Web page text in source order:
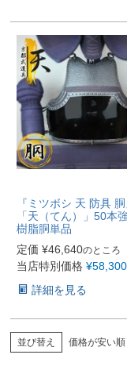
『ミツボシ 天 防具 胴
「天（てん）」50本
樹脂胴単品
定価 ¥46,640のところ
当店特別価格 ¥58,300
詳細を見る
並び替え 価格が安い順